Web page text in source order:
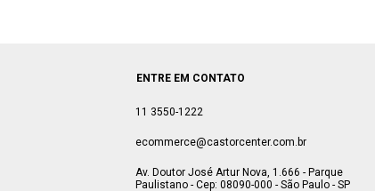
ENTRE EM CONTATO
11 3550-1222
ecommerce@castorcenter.com.br
Av. Doutor José Artur Nova, 1.666 - Parque
Paulistano - Cep: 08090-000 - São Paulo - SP